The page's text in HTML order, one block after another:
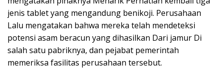
jenis tablet yang mengandung benikoji. Perusahaan
Lalu mengatakan bahwa mereka telah mendeteksi
potensi asam beracun yang dihasilkan Dari jamur Di
salah satu pabriknya, dan pejabat pemerintah
memeriksa fasilitas perusahaan tersebut.